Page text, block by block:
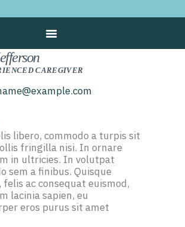
LOGIN
CAREGIVER
libero, commodo a turpis sit
fringilla nisi. In ornare
in ultricies. In volutpat
sem a finibus. Quisque
ac consequat euismod,
lacinia sapien, eu
eros purus sit amet